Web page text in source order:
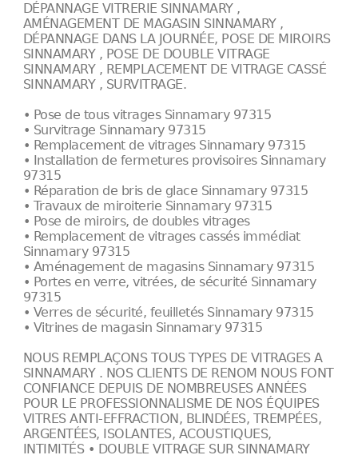
DÉPANNAGE VITRERIE SINNAMARY ,
AMÉNAGEMENT DE MAGASIN SINNAMARY ,
DÉPANNAGE DANS LA JOURNÉE, POSE DE MIROIRS
SINNAMARY , POSE DE DOUBLE VITRAGE
SINNAMARY , REMPLACEMENT DE VITRAGE CASSÉ
SINNAMARY , SURVITRAGE.
• Pose de tous vitrages Sinnamary 97315
• Survitrage Sinnamary 97315
• Remplacement de vitrages Sinnamary 97315
• Installation de fermetures provisoires Sinnamary
97315
• Réparation de bris de glace Sinnamary 97315
• Travaux de miroiterie Sinnamary 97315
• Pose de miroirs, de doubles vitrages
• Remplacement de vitrages cassés immédiat
Sinnamary 97315
• Aménagement de magasins Sinnamary 97315
• Portes en verre, vitrées, de sécurité Sinnamary
97315
• Verres de sécurité, feuilletés Sinnamary 97315
• Vitrines de magasin Sinnamary 97315
NOUS REMPLAÇONS TOUS TYPES DE VITRAGES A
SINNAMARY . NOS CLIENTS DE RENOM NOUS FONT
CONFIANCE DEPUIS DE NOMBREUSES ANNÉES
POUR LE PROFESSIONNALISME DE NOS ÉQUIPES
VITRES ANTI-EFFRACTION, BLINDÉES, TREMPÉES,
ARGENTÉES, ISOLANTES, ACOUSTIQUES,
INTIMITÉS • DOUBLE VITRAGE SUR SINNAMARY